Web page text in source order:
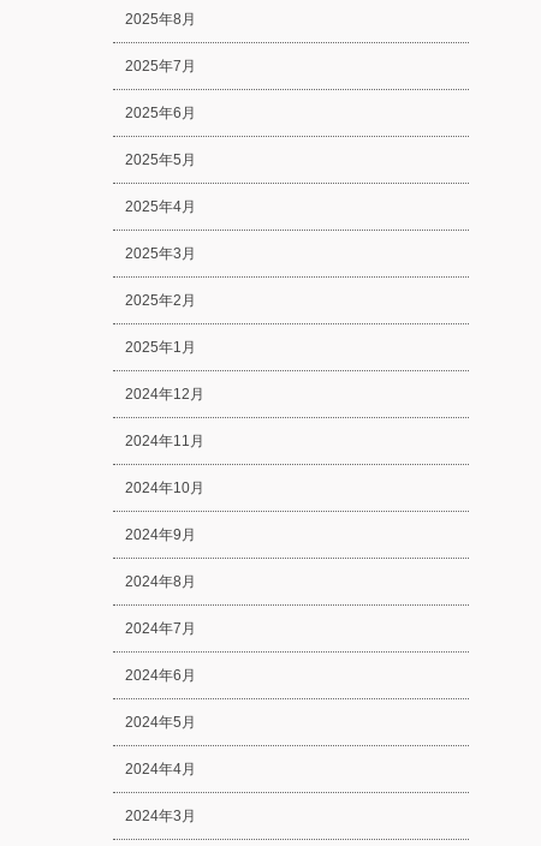
2025年8月
2025年7月
2025年6月
2025年5月
2025年4月
2025年3月
2025年2月
2025年1月
2024年12月
2024年11月
2024年10月
2024年9月
2024年8月
2024年7月
2024年6月
2024年5月
2024年4月
2024年3月